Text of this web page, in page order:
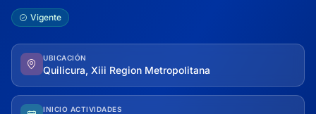
Vigente
UBICACIÓN
Quilicura, Xiii Region Metropolitana
INICIO ACTIVIDADES